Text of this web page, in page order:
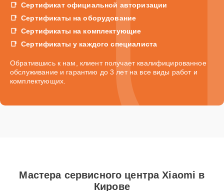
Сертификат официальной авторизации
Сертификаты на оборудование
Сертификаты на комплектующие
Сертификаты у каждого специалиста
Обратившись к нам, клиент получает квалифицированное
обслуживание и гарантию до 3 лет на все виды работ и
комплектующих.
Мастера сервисного центра Xiaomi в
Кирове